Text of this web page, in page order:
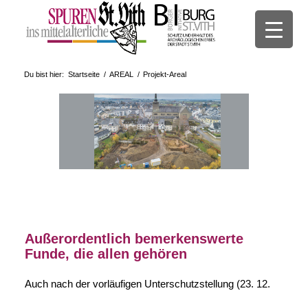
Du bist hier: Startseite / AREAL / Projekt-Areal
Außerordentlich bemerkenswerte
Funde, die allen gehören
Auch nach der vorläufigen Unterschutzstellung (23. 12.